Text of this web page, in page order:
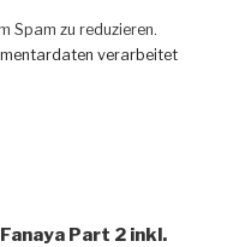
Spam zu reduzieren.
verarbeitet
Part 2 inkl.